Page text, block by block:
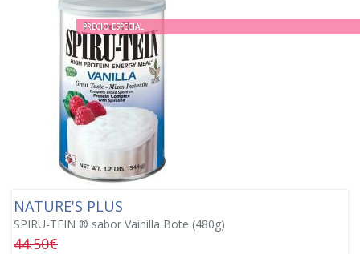
PRECIO ESPECIAL
NATURE'S PLUS
SPIRU-TEIN ® sabor Vainilla Bote (480g)
44.50€